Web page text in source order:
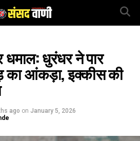
धुरंधर ने पार
का आंकड़ा, इक्कीस की
ago on January 5, 2026